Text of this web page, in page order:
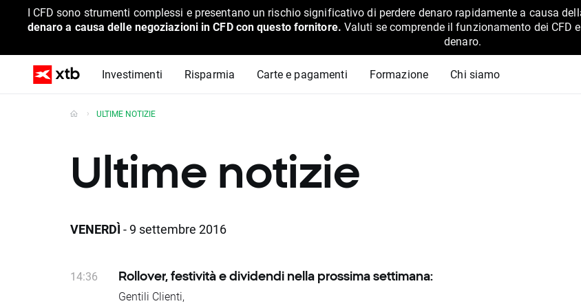
I CFD sono strumenti complessi e presentano un rischio significativo di perdere denaro rapidamente a causa
denaro a causa delle negoziazioni in CFD con questo fornitore. Valuti se comprende il funzionamento dei CFD
denaro.
Investimenti Risparmia Carte e pagamenti Formazione Chi siamo
ULTIME NOTIZIE
Ultime notizie
VENERDÌ - 9 settembre 2016
14:36
Rollover, festività e dividendi nella prossima settimana:
Gentili Clienti,